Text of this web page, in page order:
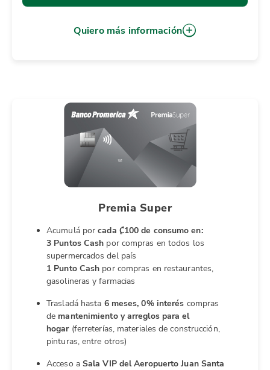
Quiero más información
Premia Super
Acumulá porcada ₡100 de consumo en:
3 Puntos Cash por compras en todos los
supermercados del país
1 Punto Cash por compras en restaurantes,
gasolineras y farmacias
Trasladá hasta 6 meses, 0% interés compras
de mantenimiento y arreglos para el
hogar (ferreterías, materiales de construcción,
pinturas, entre otros)
Acceso aSala VIP del Aeropuerto Juan Santa